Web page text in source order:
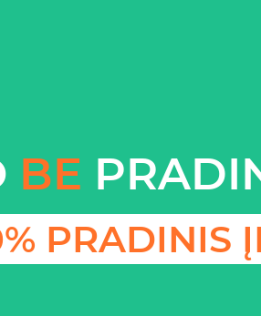
BE
PRADINIS